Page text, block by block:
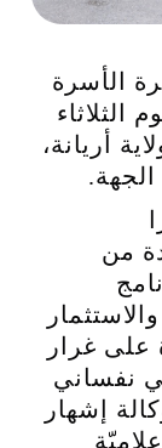
الأسرة
الثلاثاء
ولاية أريانة،
.
من
غرار
نفساني
إشهار